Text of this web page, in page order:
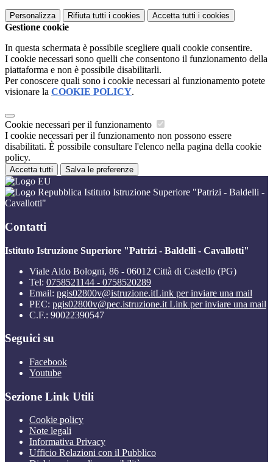
Personalizza Rifiuta tutti i cookies Accetta tutti i cookies
Gestione cookie
In questa schermata è possibile scegliere quali cookie consentire.
I cookie necessari sono quelli che consentono il funzionamento della
piattaforma e non è possibile disabilitarli.
Per conoscere quali sono i cookie necessari al funzionamento potete
visionare la COOKIE POLICY.
Cookie necessari per il funzionamento
I cookie necessari per il funzionamento non possono essere
disabilitati. È possibile consultare l'elenco nella pagina della cookie
policy.
Accetta tutti Salva le preferenze
Istituto Istruzione Superiore "Patrizi - Baldelli -
Cavallotti"
Contatti
Istituto Istruzione Superiore "Patrizi - Baldelli - Cavallotti"
Viale Aldo Bologni, 86 - 06012 Città di Castello (PG)
Tel: 0758521144 - 0758520289
Email: pgis02800v@istruzione.itLink per inviare una mail
PEC: pgis02800v@pec.istruzione.it Link per inviare una mail
C.F.: 90022390547
Seguici su
Facebook
Youtube
Sezione Link Utili
Cookie policy
Note legali
Informativa Privacy
Ufficio Relazioni con il Pubblico